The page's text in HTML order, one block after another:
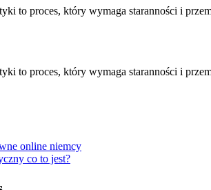
to proces, który wymaga staranności i
to proces, który wymaga staranności i
online niemcy
co to jest?